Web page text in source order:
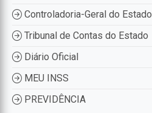
Controladoria-Geral do Estado
Tribunal de Contas do Estado
Diário Oficial
MEU INSS
PREVIDÊNCIA